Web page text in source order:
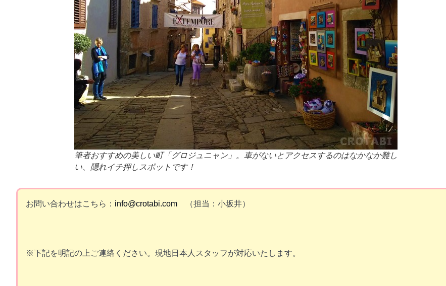
筆者おすすめの美しい町「グロジュニャン」。車がないとアクセスするのはなかなか難し
い、隠れイチ押しスポットです！
お問い合わせはこちら： info@crotabi.com （担当：小坂井）
※下記を明記の上ご連絡ください。現地日本人スタッフが対応いたします。